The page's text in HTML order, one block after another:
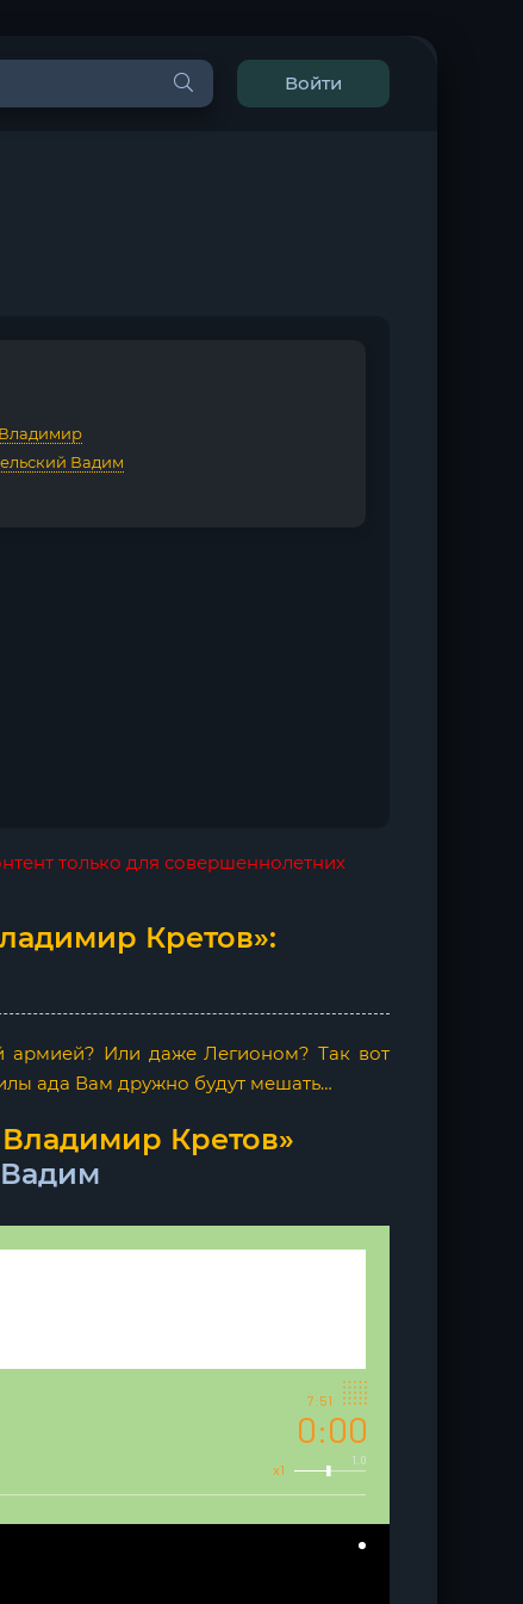
Войти
Вадим
только для совершеннолетних
Кретов»:
армией? Или даже Легионом? Так вот
ада Вам дружно будут мешать…
Кретов»
0:00
7:51
1.0
x1